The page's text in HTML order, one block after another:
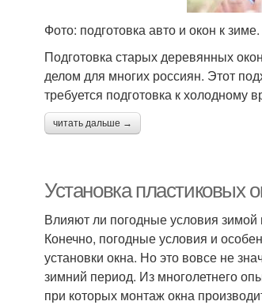
Фото: подготовка авто и окон к
Подготовка старых деревянных
делом для многих россиян. Этот
требуется подготовка к холодному
читать дальше →
Установка пластиковых
Влияют ли погодные условия зимой
Конечно, погодные условия и
установки окна. Но это вовсе не
зимний период. Из многолетнего
при которых монтаж окна